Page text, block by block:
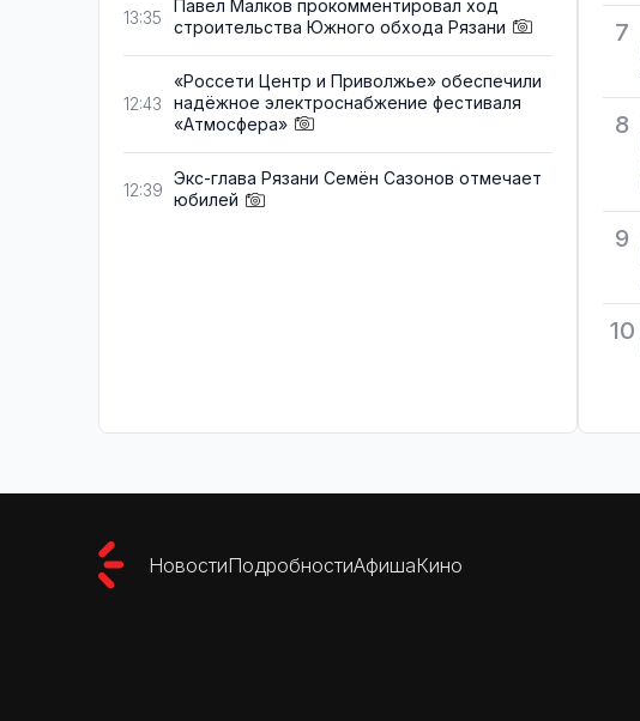
13:35
Павел Малков прокомментировал ход
строительства Южного обхода Рязани
12:43
«Россети Центр и Приволжье» обеспечили
надёжное электроснабжение фестиваля
«Атмосфера»
12:39
Экс-глава Рязани Семён Сазонов отмечает
юбилей
7
8
9
10
НовостиПодробностиАфишаКино